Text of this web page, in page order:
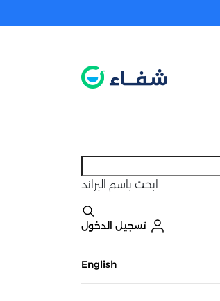
ابحث باسم البراند
تسجيل الدخول
English